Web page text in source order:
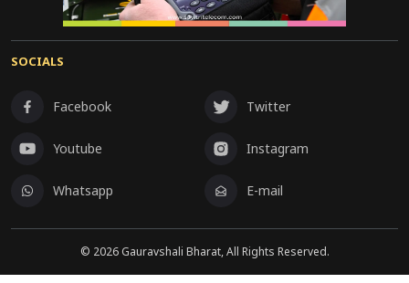
SOCIALS
Facebook Twitter
Youtube Instagram
Whatsapp E-mail
© 2026Gauravshali Bharat, All Rights Reserved.